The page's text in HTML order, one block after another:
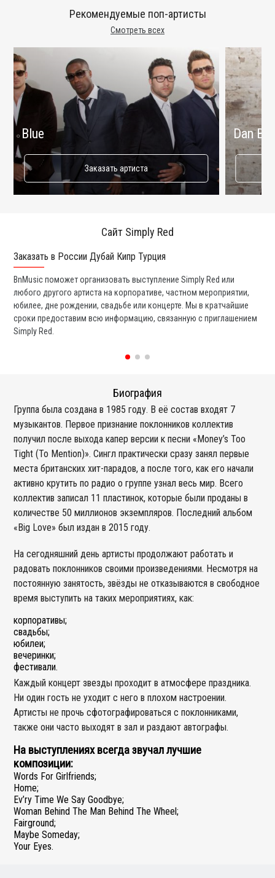
Смотреть всех
Рекомендуемые поп-артисты
Blue
Заказать артиста
Dan
Сайт Simply Red
Заказать в России Дубай Кипр Турция
BnMusic поможет организовать выступление Simply Red или
любого другого артиста на корпоративе, частном мероприятии,
юбилее, дне рождении, свадьбе или концерте. Мы в кратчайшие
сроки предоставим всю информацию, связанную с приглашением
Simply Red.
Биография
Группа была создана в 1985 году. В её состав входят 7
музыкантов. Первое признание поклонников коллектив
получил после выхода капер версии к песни «Money’s Too
Tight (To Mention)». Сингл практически сразу занял первые
места британских хит-парадов, а после того, как его начали
активно крутить по радио о группе узнал весь мир. Всего
коллектив записал 11 пластинок, которые были проданы в
количестве 50 миллионов экземпляров. Последний альбом
«Big Love» был издан в 2015 году.
На сегодняшний день артисты продолжают работать и
радовать поклонников своими произведениями. Несмотря на
постоянную занятость, звёзды не отказываются в свободное
время выступить на таких мероприятиях, как:
корпоративы;
свадьбы;
юбилеи;
вечеринки;
фестивали.
Каждый концерт звезды проходит в атмосфере праздника.
Ни один гость не уходит с него в плохом настроении.
Артисты не прочь сфотографироваться с поклонниками,
также они часто выходят в зал и раздают автографы.
На выступлениях всегда звучал лучшие
композиции:
Words For Girlfriends;
Home;
Ev’ry Time We Say Goodbye;
Woman Behind The Man Behind The Wheel;
Fairground;
Maybe Someday;
Your Eyes.